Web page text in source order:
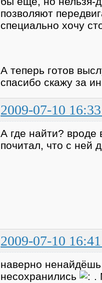
позволяют
специально хочу
А теперь готов
спасибо скажу за
2009-07-10
А где найти? вроде
почитал, что с ней
2009-07-10
наверно
несохранились
.